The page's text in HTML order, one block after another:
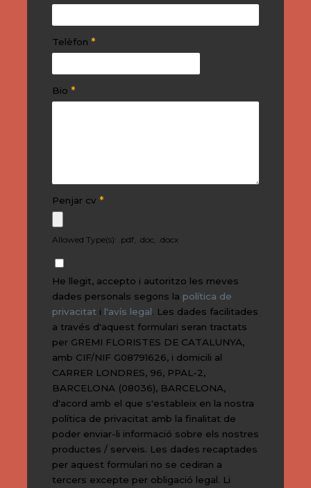
Telèfon *
Bio *
Penjar cv *
Allowed Type(s): .pdf, .doc, .docx
He llegit, accepto i autoritzo les meves
dades personals segons la política de
privacitat i l'avís legal. Les dades facilitades
a través d'aquest formulari seran tractats
per GREMI FLORISTES DE CATALUNYA,
amb CIF/NIF G08791626, i domicili al
CARRER LONDRES, 96, PPAL-2,
BARCELONA (08036), BARCELONA,
d'acord amb el que s'estableix en la nostra
política de privacitat amb la finalitat de
poder enviar-li informació sobre els nostres
productes / serveis. Les dades recaptades
per aquest formulari no se cediran a
tercers excepte per obligació legal. Li